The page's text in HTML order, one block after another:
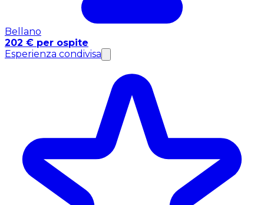
Bellano
202 € per ospite
Esperienza condivisa